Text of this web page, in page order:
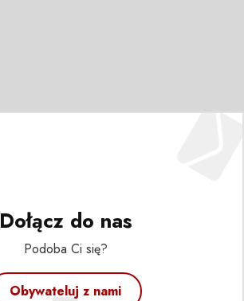
Dołącz do nas
Podoba Ci się?
Obywateluj z nami